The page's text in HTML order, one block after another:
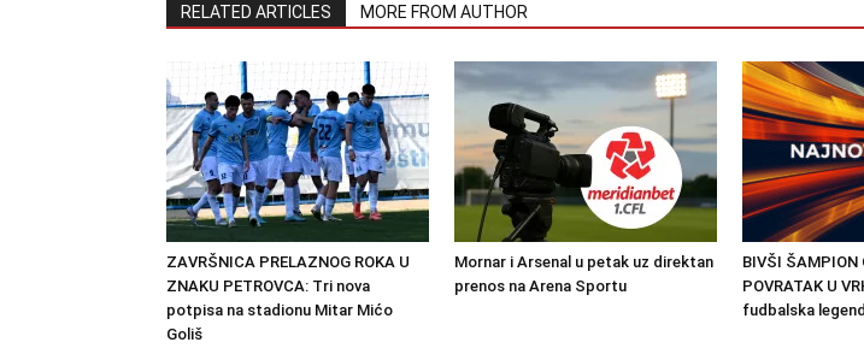
RELATED ARTICLES MORE FROM AUTHOR
ZAVRŠNICA PRELAZNOG ROKA U
ZNAKU PETROVCA: Tri nova
potpisa na stadionu Mitar Mićo
Goliš
Mornar i Arsenal u petak uz direktan
prenos na Arena Sportu
BIVŠI ŠAMPION
POVRATAK U
fudbalska